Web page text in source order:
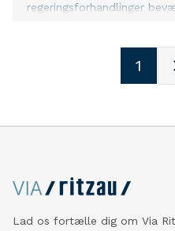
regeringsforhandlinger
1
Lad os fortælle dig om Via